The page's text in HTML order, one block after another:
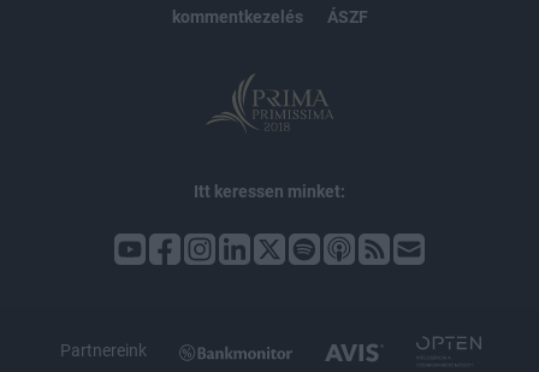
kommentkezelés
ÁSZF
Itt keressen minket:
Partnereink